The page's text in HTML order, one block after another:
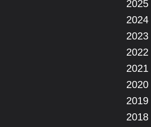
2025
2024
2023
2022
2021
2020
2019
2018